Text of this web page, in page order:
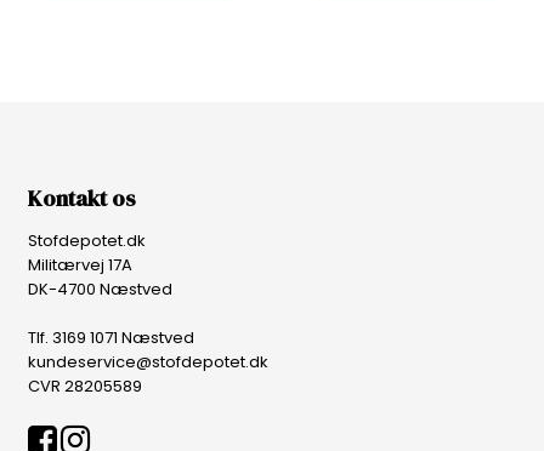
Kontakt os
Stofdepotet.dk
Militærvej 17A
DK-4700 Næstved
Tlf. 3169 1071 Næstved
kundeservice@stofdepotet.dk
CVR 28205589